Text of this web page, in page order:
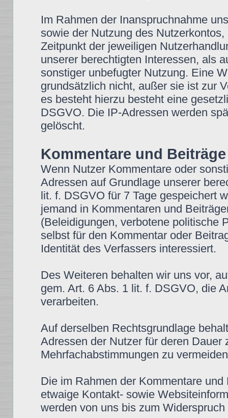
Im Rahmen der Inanspruchnahme
sowie der Nutzung des
Zeitpunkt der jeweiligen
unserer berechtigten Interessen, als
sonstiger unbefugter Nutzung. Eine
grundsätzlich nicht, außer sie ist zur
es besteht hierzu besteht eine
DSGVO. Die IP-Adressen werden
gelöscht.
Kommentare und Beiträge
Wenn Nutzer Kommentare oder
Adressen auf Grundlage unserer
lit. f. DSGVO für 7 Tage gespeichert
jemand in Kommentaren und
(Beleidigungen, verbotene politische
selbst für den Kommentar oder
Identität des Verfassers interessiert.
Des Weiteren behalten wir uns vor,
gem. Art. 6 Abs. 1 lit. f. DSGVO, die
verarbeiten.
Auf derselben Rechtsgrundlage
Adressen der Nutzer für deren
Mehrfachabstimmungen zu
Die im Rahmen der Kommentare
etwaige Kontakt- sowie
werden von uns bis zum